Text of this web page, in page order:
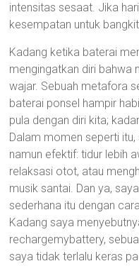
intensitas sesaat. Jika
kesempatan untuk
Kadang ketika baterai
mengingatkan diri bahwa
wajar. Sebuah metafora
baterai ponsel hampir
pula dengan diri kita;
Dalam momen seperti
namun efektif: tidur lebih
relaksasi otot, atau
musik santai. Dan ya,
sederhana itu dengan
Kadang saya
rechargemybattery,
saya tidak terlalu keras